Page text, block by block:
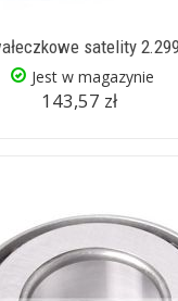
satelity
Jest w magazynie
143,57 zł